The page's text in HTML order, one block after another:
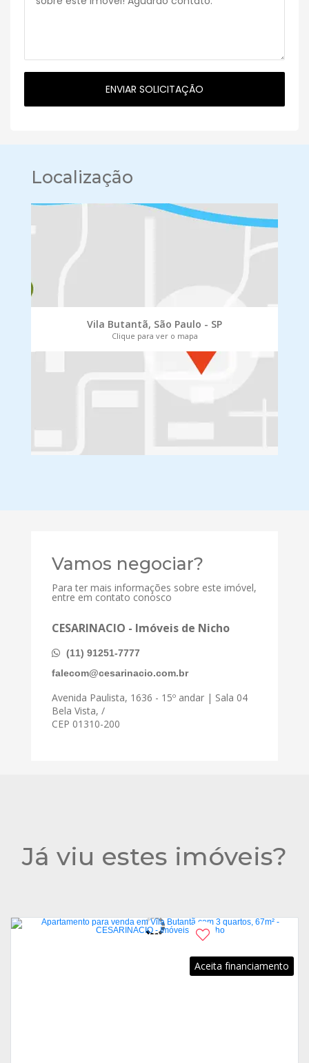
Localização
Vila Butantã, São Paulo - SP
Clique para ver o mapa
Vamos negociar?
Para ter mais informações sobre este imóvel,
entre em contato conosco
CESARINACIO - Imóveis de Nicho
(11) 91251-7777
falecom@cesarinacio.com.br
Avenida Paulista, 1636 - 15º andar | Sala 04
Bela Vista, /
CEP 01310-200
Já viu estes imóveis?
Aceita financiamento